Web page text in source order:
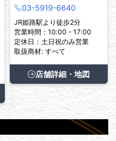
03-5919-6640
JR姫路駅より徒歩2分
営業時間：10:00 - 17:00
定休日：土日祝のみ営業
取扱商材: すべて
店舗詳細・地図